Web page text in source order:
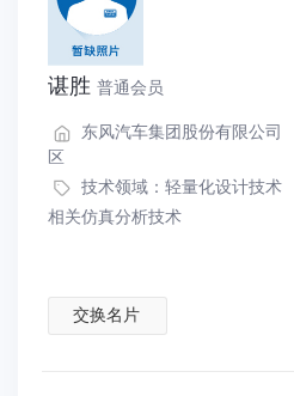
谌胜 普通会员
东风汽车集团股份有限公司
区
技术领域： 轻量化设计技术
相关仿真分析技术
交换名片